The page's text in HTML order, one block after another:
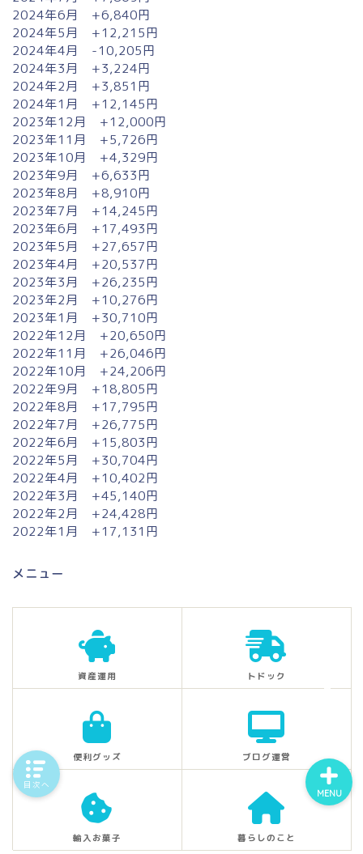
2024年6月 +6,840円
2024年5月 +12,215円
2024年4月 -10,205円
2024年3月 +3,224円
2024年2月 +3,851円
2024年1月 +12,145円
2023年12月 +12,000円
2023年11月 +5,726円
2023年10月 +4,329円
2023年9月 +6,633円
2023年8月 +8,910円
2023年7月 +14,245円
2023年6月 +17,493円
2023年5月 +27,657円
2023年4月 +20,537円
2023年3月 +26,235円
2023年2月 +10,276円
2023年1月 +30,710円
2022年12月 +20,650円
2022年11月 +26,046円
2022年10月 +24,206円
2022年9月 +18,805円
2022年8月 +17,795円
2022年7月 +26,775円
2022年6月 +15,803円
2022年5月 +30,704円
2022年4月 +10,402円
2022年3月 +45,140円
2022年2月 +24,428円
2022年1月 +17,131円
メニュー
資産運用 トドック
便利グッズ ブログ運営
輸入お菓子 暮らしのこと
MENU
問い合わせ
エッセイ
目次へ